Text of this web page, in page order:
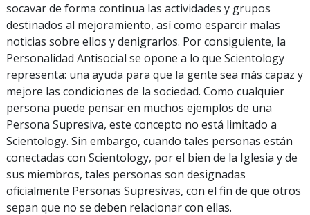
socavar de forma continua las actividades y grupos
destinados al mejoramiento, así como esparcir malas
noticias sobre ellos y denigrarlos. Por consiguiente, la
Personalidad Antisocial se opone a lo que Scientology
representa: una ayuda para que la gente sea más capaz y
mejore las condiciones de la sociedad. Como cualquier
persona puede pensar en muchos ejemplos de una
Persona Supresiva, este concepto no está limitado a
Scientology. Sin embargo, cuando tales personas están
conectadas con Scientology, por el bien de la Iglesia y de
sus miembros, tales personas son designadas
oficialmente Personas Supresivas, con el fin de que otros
sepan que no se deben relacionar con ellas.